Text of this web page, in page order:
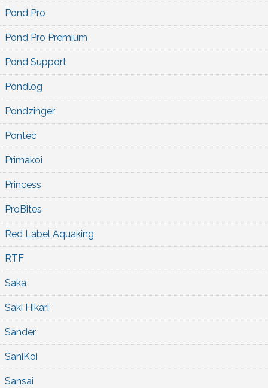
Pond Pro
Pond Pro Premium
Pond Support
Pondlog
Pondzinger
Pontec
Primakoi
Princess
ProBites
Red Label Aquaking
RTF
Saka
Saki Hikari
Sander
SaniKoi
Sansai